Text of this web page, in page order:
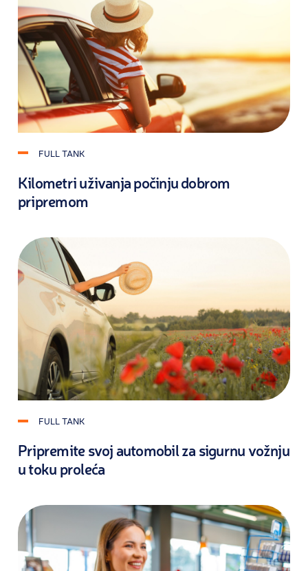
FULL TANK
Kilometri uživanja počinju dobrom
pripremom
FULL TANK
Pripremite svoj automobil za sigurnu vožnju
u toku proleća